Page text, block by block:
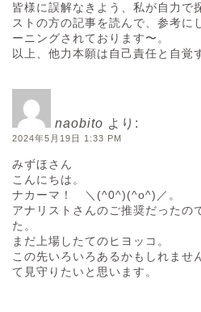
皆様に誤解なきよう、私が自力で
ストの方の記事を読んで、参考に
ーニングされております〜。
以上、他力本願は自己責任と自覚
naobito より:
2024年5月19日 1:33 PM
みずほさん
こんにちは。
ナカーマ！ ＼(^0^)(^o^)／。
アナリストさんのご推奨だったの
た。
まだ上場したてのヒヨッコ。
この先いろいろあるかもしれませ
て見守りたいと思います。